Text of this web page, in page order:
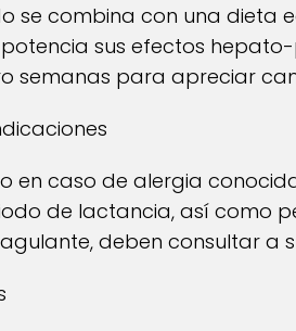
se combina con una
sus efectos
semanas para apreciar
en caso de alergia
de lactancia, así como
deben consultar a